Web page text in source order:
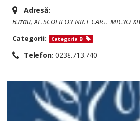
Adresă:
Buzau, AL.SCOLILOR NR.1 CART. MICRO
Categorii:
Categoria B
Telefon: 0238.713.740